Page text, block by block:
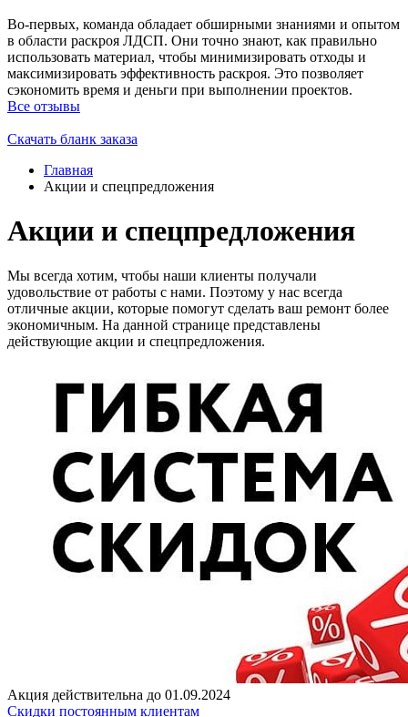
Во-первых, команда обладает обширными знаниями и опытом
в области раскроя ЛДСП. Они точно знают, как правильно
использовать материал, чтобы минимизировать отходы и
максимизировать эффективность раскроя. Это позволяет
сэкономить время и деньги при выполнении проектов.
Все отзывы
Скачать бланк заказа
Главная
Акции и спецпредложения
Акции и спецпредложения
Мы всегда хотим, чтобы наши клиенты получали
удовольствие от работы с нами. Поэтому у нас всегда
отличные акции, которые помогут сделать ваш ремонт более
экономичным. На данной странице представлены
действующие акции и спецпредложения.
Акция действительна до 01.09.2024
Скидки постоянным клиентам